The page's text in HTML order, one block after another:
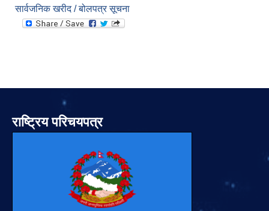
सार्वजनिक खरीद / बोलपत्र सूचना
राष्ट्रिय परिचयपत्र